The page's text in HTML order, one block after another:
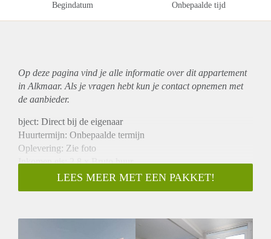
Begindatum Onbepaalde tijd
Op deze pagina vind je alle informatie over ditappartement
in Alkmaar. Als je vragen hebt kun je contact opnemen met
de aanbieder.
bject: Direct bij de eigenaar
Huurtermijn: Onbepaalde termijn
Oplevering: Zie foto
Inkomen eis: 2,8 x Bruto huur
Garantiestelling mogelijk: Ja
Borg: 1 Maand
Huisdieren toegestaan: Afhankelijk van de Eigenaar
LEES MEER MET EEN PAKKET!